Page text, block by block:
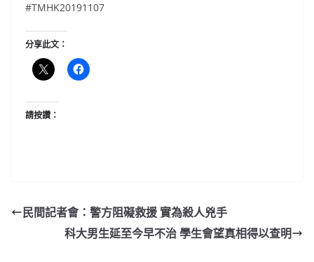
#TMHK20191107
分享此文：
請按讚：
民間記者會：警方阻礙救援 實為殺人兇手
科大男生延至今早不治 學生會望真相得以查明